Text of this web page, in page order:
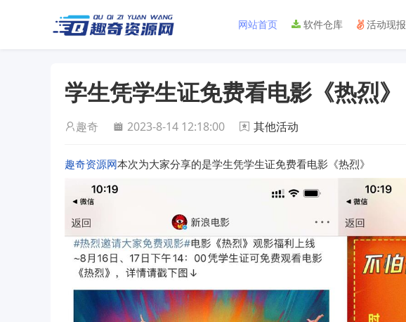
网站首页 软件仓库 活动现报
学生凭学生证免费看电影《热烈》
趣奇 2023-8-14 12:18:00 其他活动
趣奇资源网本次为大家分享的是学生凭学生证免费看电影《热烈》